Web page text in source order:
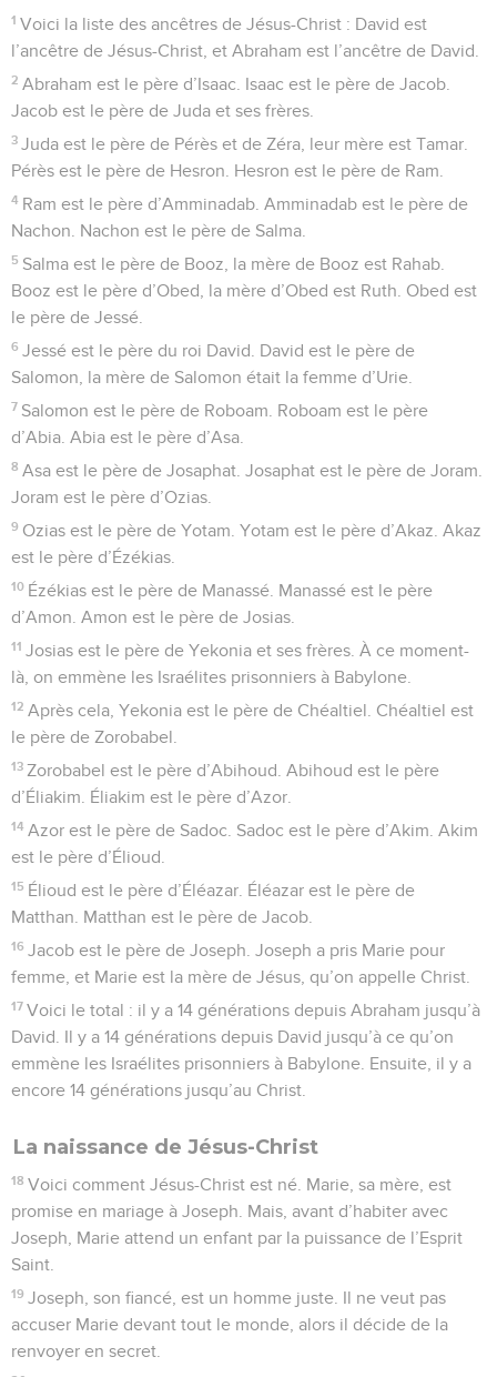
1 Voici la liste des ancêtres de Jésus-Christ : David est
l’ancêtre de Jésus-Christ, et Abraham est l’ancêtre de David.
2 Abraham est le père d’Isaac. Isaac est le père de Jacob.
Jacob est le père de Juda et ses frères.
3 Juda est le père de Pérès et de Zéra, leur mère est Tamar.
Pérès est le père de Hesron. Hesron est le père de Ram.
4 Ram est le père d’Amminadab. Amminadab est le père de
Nachon. Nachon est le père de Salma.
5 Salma est le père de Booz, la mère de Booz est Rahab.
Booz est le père d’Obed, la mère d’Obed est Ruth. Obed est
le père de Jessé.
6 Jessé est le père du roi David. David est le père de
Salomon, la mère de Salomon était la femme d’Urie.
7 Salomon est le père de Roboam. Roboam est le père
d’Abia. Abia est le père d’Asa.
8 Asa est le père de Josaphat. Josaphat est le père de Joram.
Joram est le père d’Ozias.
9 Ozias est le père de Yotam. Yotam est le père d’Akaz. Akaz
est le père d’Ézékias.
10 Ézékias est le père de Manassé. Manassé est le père
d’Amon. Amon est le père de Josias.
11 Josias est le père de Yekonia et ses frères. À ce moment-
là, on emmène les Israélites prisonniers à Babylone.
12 Après cela, Yekonia est le père de Chéaltiel. Chéaltiel est
le père de Zorobabel.
13 Zorobabel est le père d’Abihoud. Abihoud est le père
d’Éliakim. Éliakim est le père d’Azor.
14 Azor est le père de Sadoc. Sadoc est le père d’Akim. Akim
est le père d’Élioud.
15 Élioud est le père d’Éléazar. Éléazar est le père de
Matthan. Matthan est le père de Jacob.
16 Jacob est le père de Joseph. Joseph a pris Marie pour
femme, et Marie est la mère de Jésus, qu’on appelle Christ.
17 Voici le total : il y a 14 générations depuis Abraham jusqu’à
David. Il y a 14 générations depuis David jusqu’à ce qu’on
emmène les Israélites prisonniers à Babylone. Ensuite, il y a
encore 14 générations jusqu’au Christ.
La naissance de Jésus-Christ
18 Voici comment Jésus-Christ est né. Marie, sa mère, est
promise en mariage à Joseph. Mais, avant d’habiter avec
Joseph, Marie attend un enfant par la puissance de l’Esprit
Saint.
19 Joseph, son fiancé, est un homme juste. Il ne veut pas
accuser Marie devant tout le monde, alors il décide de la
renvoyer en secret.